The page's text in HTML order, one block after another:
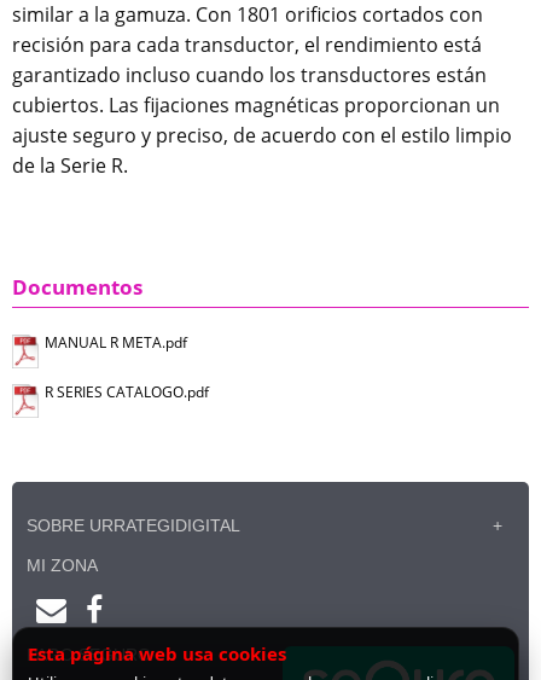
similar a la gamuza. Con 1801 orificios cortados con
recisión para cada transductor, el rendimiento está
garantizado incluso cuando los transductores están
cubiertos. Las fijaciones magnéticas proporcionan un
ajuste seguro y preciso, de acuerdo con el estilo limpio
de la Serie R.
Documentos
MANUAL R META.pdf
R SERIES CATALOGO.pdf
SOBRE URRATEGIDIGITAL
MI ZONA
PAGO SEGURO
Esta página web usa cookies